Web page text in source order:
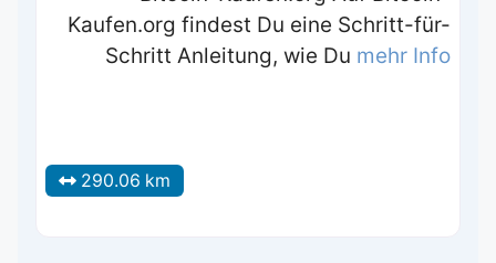
Kaufen.org findest Du eine Schritt-für-
Schritt Anleitung, wie Du mehr Info
290.06 km